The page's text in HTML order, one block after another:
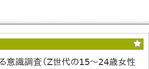
意識調査（Z世代の15～24歳女性